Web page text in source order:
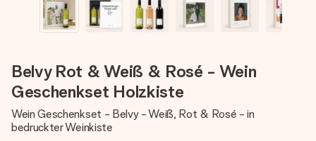
Belvy Rot & Weiß & Rosé - Wein
Geschenkset Holzkiste
Wein Geschenkset - Belvy - Weiß, Rot & Rosé - in
bedruckter Weinkiste